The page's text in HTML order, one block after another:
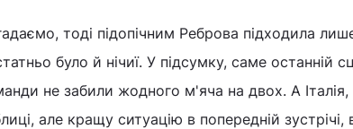
тоді підопічним Реброва підходила
було й нічиї. У підсумку, саме останній
не забили жодного м'яча на двох. А
але кращу ситуацію в попередній